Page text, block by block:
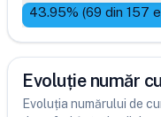
43.95% (69 din 157
Evoluție număr
Evoluția numărului de